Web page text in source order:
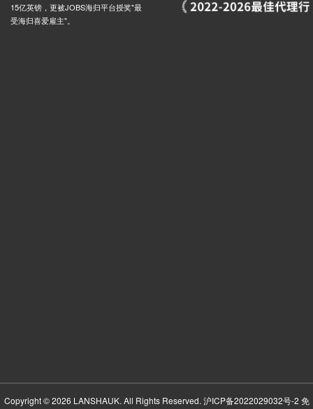
15亿英镑，更被JOBS海归平台授奖"最
受海归喜爱雇主"。
Copyright © 2026 LANSHAUK. All Rights Reserved. 沪ICP备2022029032号-2 免